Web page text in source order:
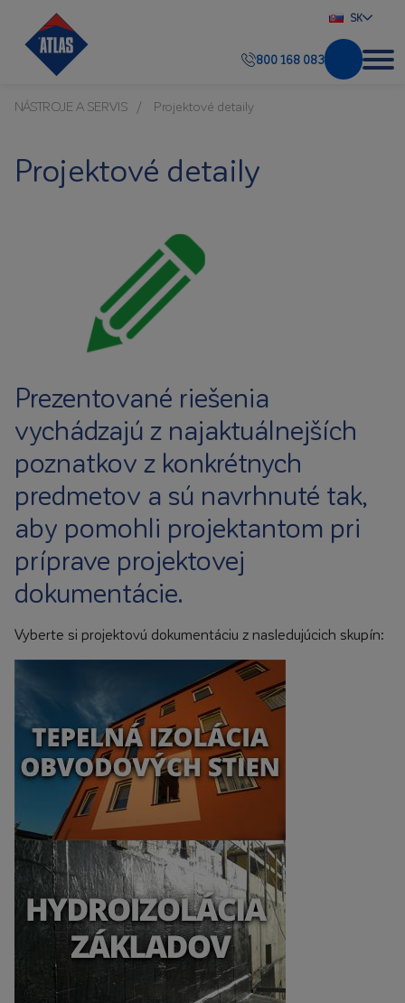
SK
800 168 083
NÁSTROJE A SERVIS Projektové detaily
Projektové detaily
Prezentované riešenia
vychádzajú z najaktuálnejších
poznatkov z konkrétnych
predmetov a sú navrhnuté tak,
aby pomohli projektantom pri
príprave projektovej
dokumentácie.
Vyberte si projektovú dokumentáciu z nasledujúcich skupín: